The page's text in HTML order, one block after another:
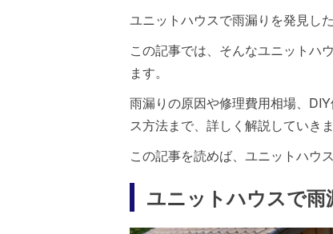
ユニットハウスで雨漏りを発見し
この記事では、そんなユニットハ
ます。
雨漏りの原因や修理費用相場、
ス方法まで、詳しく解説していきま
この記事を読めば、ユニットハウ
ユニットハウスで雨